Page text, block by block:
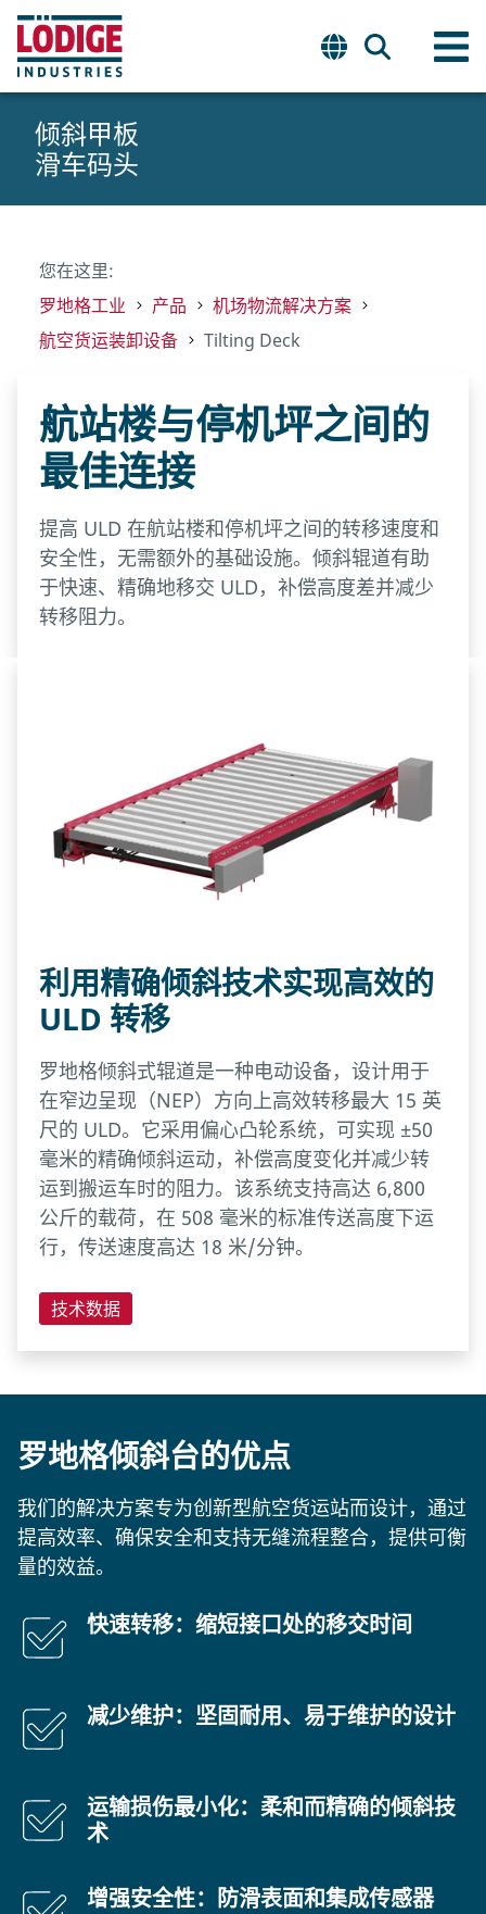
倾斜甲板
滑车码头
您在这里:
罗地格工业
产品
机场物流解决方案
航空货运装卸设备
Tilting Deck
航站楼与停机坪之间的
最佳连接
提高 ULD 在航站楼和停机坪之间的转移速度和
安全性，无需额外的基础设施。倾斜辊道有助
于快速、精确地移交 ULD，补偿高度差并减少
转移阻力。
利用精确倾斜技术实现高效的
ULD 转移
罗地格倾斜式辊道是一种电动设备，设计用于
在窄边呈现（NEP）方向上高效转移最大 15 英
尺的 ULD。它采用偏心凸轮系统，可实现 ±50
毫米的精确倾斜运动，补偿高度变化并减少转
运到搬运车时的阻力。该系统支持高达 6,800
公斤的载荷，在 508 毫米的标准传送高度下运
行，传送速度高达 18 米/分钟。
技术数据
罗地格倾斜台的优点
我们的解决方案专为创新型航空货运站而设计，通过
提高效率、确保安全和支持无缝流程整合，提供可衡
量的效益。
快速转移：缩短接口处的移交时间
减少维护：坚固耐用、易于维护的设计
运输损伤最小化：柔和而精确的倾斜技
术
增强安全性：防滑表面和集成传感器